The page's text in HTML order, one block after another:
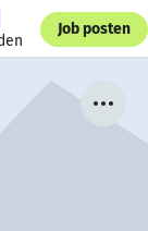
Job posten